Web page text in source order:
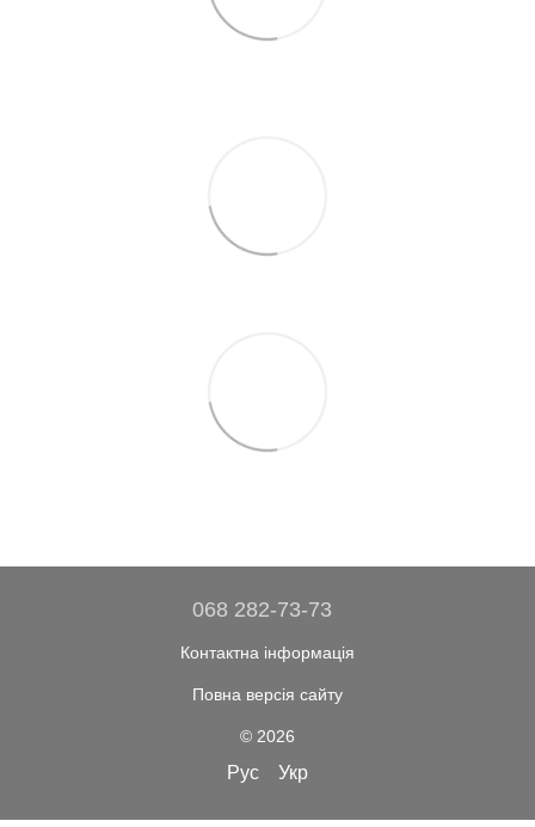
068 282-73-73
Контактна інформація
Повна версія сайту
© 2026
Рус Укр